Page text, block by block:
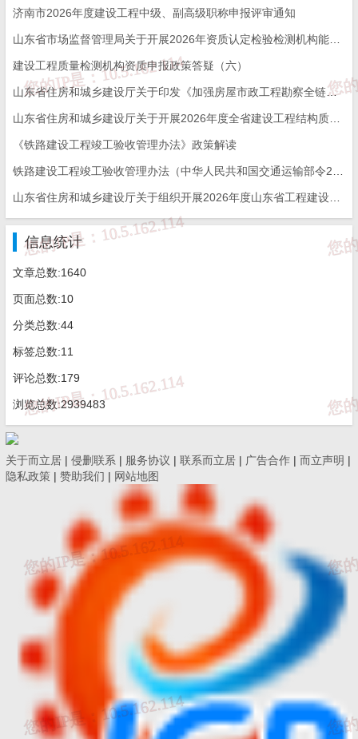
来源：济南市住建局
免 责 告 知
一、本站发布的内容（包括原创及转载自互联网的文字，图
片等资料）版权归作者所有，本站仅供大家学习与参考，请
勿使用于商业用途。如需作商业用途，请与原作者联系。如
未经作者同意，用作商业用途或匿名转载，产生的一切后果
将由您自己承担!作者有权利追究侵权者法律责任；
二、著作权人发现本站有侵害其合法权益的内容或作品，请
及时联系我们给出内容所在的网址，并提供相关证明资料，
在收到相关投诉后，我们会第一时间给予处理；
三、本站发布的软件仅提供给大家学习测试，请诸位用户使
用正版软件，不得商用；
四、本站的文字及图片资料允许您复制、转载和传播，转载
时请您务必先跟我们联系并注明来源；
五、免责声明方:而立居（2li.xyz）、济南工程（微信公众
号jngc2018）;
六、联系方式：☎
19228663320
七、补充：
而立声明、服务协议
济南市2026年度建设工程中级、副高级职称申报评审通知
建设工程质量检测机构资质申报政策答疑（六）
山东省住房和城乡建设厅关于印发《加强房屋市政工程勘察全链条管理实施方案》的通知
《铁路建设工程竣工验收管理办法》政策解读
信息统计
文章总数:1640
页面总数:10
分类总数:44
标签总数:11
评论总数:179
浏览总数:2939483
关于而立居 | 侵删联系 | 服务协议 | 联系而立居 | 广告合作 | 而立声明 |
隐私政策 | 赞助我们 | 网站地图